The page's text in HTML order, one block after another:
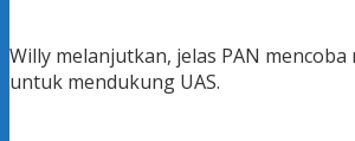
Willy melanjutkan, jelas PAN
untuk mendukung UAS.